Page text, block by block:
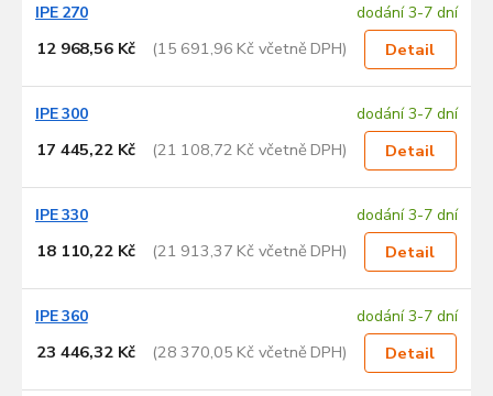
IPE 270 dodání 3-7 dní
12 968,56 Kč (15 691,96 Kč včetně DPH) Detail
IPE 300 dodání 3-7 dní
17 445,22 Kč (21 108,72 Kč včetně DPH) Detail
IPE 330 dodání 3-7 dní
18 110,22 Kč (21 913,37 Kč včetně DPH) Detail
IPE 360 dodání 3-7 dní
23 446,32 Kč (28 370,05 Kč včetně DPH) Detail